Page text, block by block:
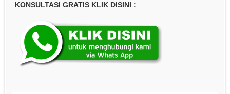
KONSULTASI GRATIS KLIK DISINI :